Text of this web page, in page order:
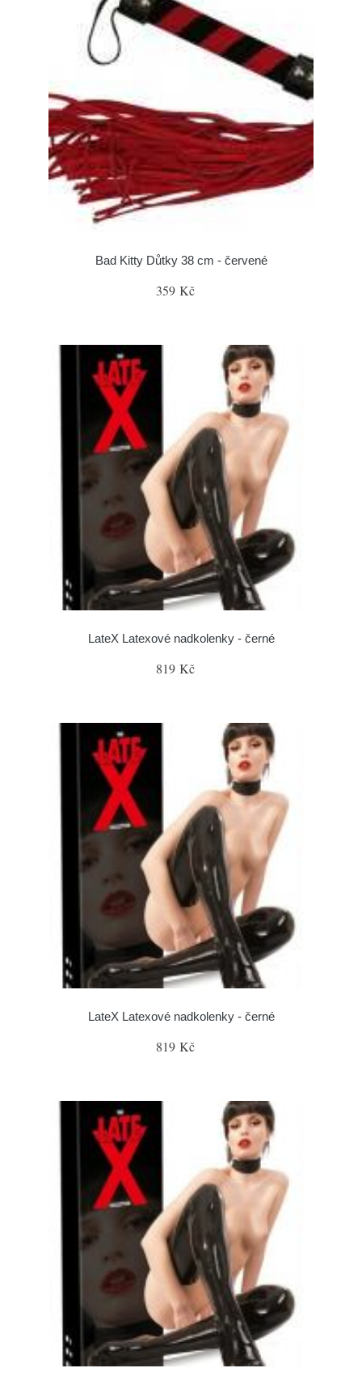
Bad Kitty Důtky 38 cm - červené
359 Kč
LateX Latexové nadkolenky - černé
819 Kč
LateX Latexové nadkolenky - černé
819 Kč